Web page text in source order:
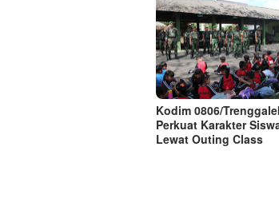
Kodim 0806/
Perkuat Karakter
Lewat Outing Class